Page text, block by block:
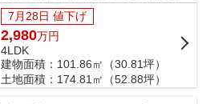
せ下...
7月28日 値下げ
2,980万円
4LDK
建物面積：101.86㎡（30.81坪）
土地面積：174.81㎡（52.88坪）